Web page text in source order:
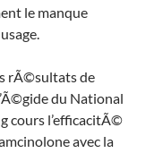
le manque
rÃ©sultats de
du National
cours l’efficacitÃ©
avec la